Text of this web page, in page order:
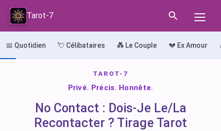
Tarot-7
📅 Quotidien 💘 Célibataires 💑 Le Couple 💔 Ex Amour
TAROT-7
Privé. Précis. Honnête.
No Contact : Dois-Je Le/La
Recontacter ? Tirage Tarot